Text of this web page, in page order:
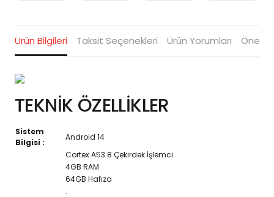
Ürün Bilgileri Taksit Seçenekleri Ürün Yorumları
TEKNİK ÖZELLİKLER
Sistem
Bilgisi :
Android 14
Cortex A53 8 Çekirdek İşlemci
4GB RAM
64GB Hafıza
.